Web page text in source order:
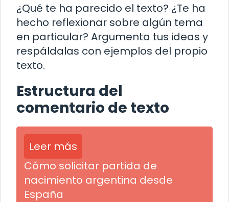
¿Qué te ha parecido el texto? ¿Te ha
hecho reflexionar sobre algún tema
en particular? Argumenta tus ideas y
respáldalas con ejemplos del propio
texto.
Estructura del
comentario de texto
Leer más
Cómo solicitar partida de
nacimiento argentina desde
España